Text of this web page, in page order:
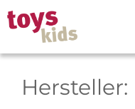
Zum
Inhalt
springen
Hersteller: